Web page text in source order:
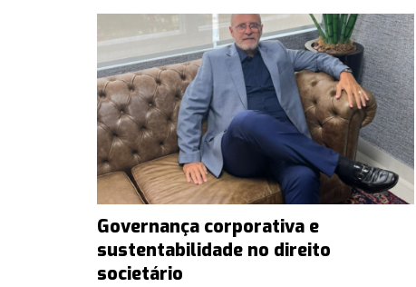
Governança corporativa e
sustentabilidade no direito
societário